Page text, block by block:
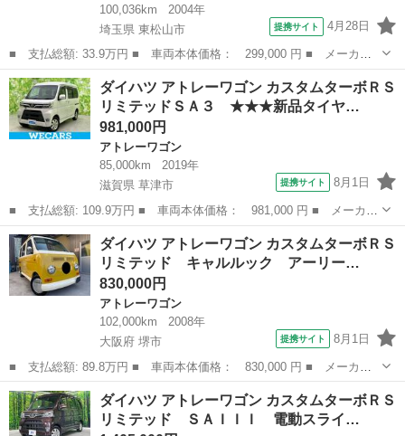
100,036km
2004年
埼玉県 東松山市
提携サイト 4月28日
■ 支払総額: 33.9万円 ■ 車両本体価格： 299,000 円 ■ メーカー
名： ダイハツ ■ 車種名： アトレーワゴン ■ グレード名： カ
スタムターボ 車検Ｒ９年４月１日ターボ エアコン パワーステア
リング パワ...
埼玉 東松山市 アトレーワゴン
ダイハツ アトレーワゴン カスタムターボＲＳ
リミテッドＳＡ３ ★★★新品タイヤ…
981,000円
アトレーワゴン
85,000km
2019年
滋賀県 草津市
提携サイト 8月1日
■ 支払総額: 109.9万円 ■ 車両本体価格： 981,000 円 ■ メーカー
名： ダイハツ ■ 車種名： アトレーワゴン ■ グレード名： カ
スタムターボＲＳリミテッドＳＡ３ ★★★新品タイヤ／純正 ＳＤ
ナビ／スマ...
滋賀 草津市 アトレーワゴン
ダイハツ アトレーワゴン カスタムターボＲＳ
リミテッド キャルルック アーリー…
830,000円
アトレーワゴン
102,000km
2008年
大阪府 堺市
提携サイト 8月1日
■ 支払総額: 89.8万円 ■ 車両本体価格： 830,000 円 ■ メーカー
名： ダイハツ ■ 車種名： アトレーワゴン ■ グレード名： カ
スタムターボＲＳリミテッド キャルルック アーリーバス レトロ
バス フレン...
大阪 堺市 アトレーワゴン
ダイハツ アトレーワゴン カスタムターボＲＳ
リミテッド ＳＡＩＩＩ 電動スライ…